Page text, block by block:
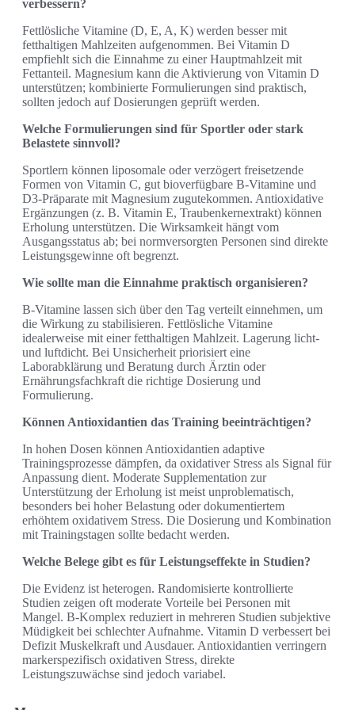
verbessern?
Fettlösliche Vitamine (D, E, A, K) werden besser mit
fetthaltigen Mahlzeiten aufgenommen. Bei Vitamin D
empfiehlt sich die Einnahme zu einer Hauptmahlzeit mit
Fettanteil. Magnesium kann die Aktivierung von Vitamin D
unterstützen; kombinierte Formulierungen sind praktisch,
sollten jedoch auf Dosierungen geprüft werden.
Welche Formulierungen sind für Sportler oder stark
Belastete sinnvoll?
Sportlern können liposomale oder verzögert freisetzende
Formen von Vitamin C, gut bioverfügbare B‑Vitamine und
D3‑Präparate mit Magnesium zugutekommen. Antioxidative
Ergänzungen (z. B. Vitamin E, Traubenkernextrakt) können
Erholung unterstützen. Die Wirksamkeit hängt vom
Ausgangsstatus ab; bei normversorgten Personen sind direkte
Leistungsgewinne oft begrenzt.
Wie sollte man die Einnahme praktisch organisieren?
B‑Vitamine lassen sich über den Tag verteilt einnehmen, um
die Wirkung zu stabilisieren. Fettlösliche Vitamine
idealerweise mit einer fetthaltigen Mahlzeit. Lagerung licht‑
und luftdicht. Bei Unsicherheit priorisiert eine
Laborabklärung und Beratung durch Ärztin oder
Ernährungsfachkraft die richtige Dosierung und
Formulierung.
Können Antioxidantien das Training beeinträchtigen?
In hohen Dosen können Antioxidantien adaptive
Trainingsprozesse dämpfen, da oxidativer Stress als Signal für
Anpassung dient. Moderate Supplementation zur
Unterstützung der Erholung ist meist unproblematisch,
besonders bei hoher Belastung oder dokumentiertem
erhöhtem oxidativem Stress. Die Dosierung und Kombination
mit Trainingstagen sollte bedacht werden.
Welche Belege gibt es für Leistungseffekte in Studien?
Die Evidenz ist heterogen. Randomisierte kontrollierte
Studien zeigen oft moderate Vorteile bei Personen mit
Mangel. B‑Komplex reduziert in mehreren Studien subjektive
Müdigkeit bei schlechter Aufnahme. Vitamin D verbessert bei
Defizit Muskelkraft und Ausdauer. Antioxidantien verringern
markerspezifisch oxidativen Stress, direkte
Leistungszuwächse sind jedoch variabel.